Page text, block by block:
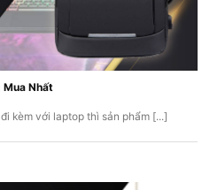
Mua Nhất
kèm với laptop thì sản phẩm [...]